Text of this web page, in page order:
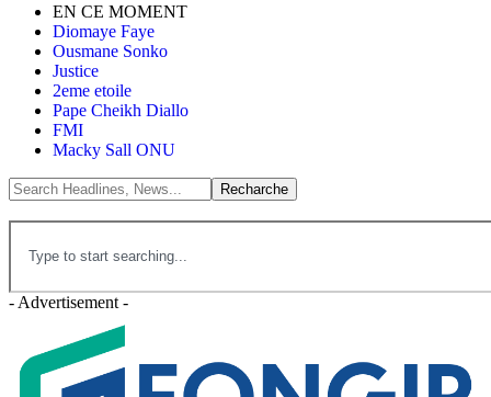
EN CE MOMENT
Diomaye Faye
Ousmane Sonko
Justice
2eme etoile
Pape Cheikh Diallo
FMI
Macky Sall ONU
- Advertisement -